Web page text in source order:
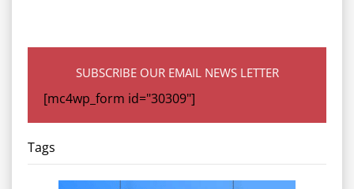
SUBSCRIBE OUR EMAIL NEWS LETTER
[mc4wp_form id="30309"]
Tags